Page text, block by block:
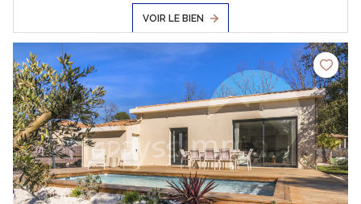
VOIR LE BIEN